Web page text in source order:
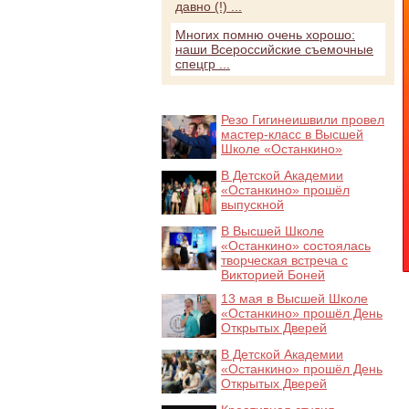
давно (!) ...
Многих помню очень хорошо:
наши Всероссийские съемочные
спецгр ...
Резо Гигинеишвили провел
мастер-класс в Высшей
Школе «Останкино»
В Детской Академии
«Останкино» прошёл
выпускной
В Высшей Школе
«Останкино» состоялась
творческая встреча с
Викторией Боней
13 мая в Высшей Школе
«Останкино» прошёл День
Открытых Дверей
В Детской Академии
«Останкино» прошёл День
Открытых Дверей